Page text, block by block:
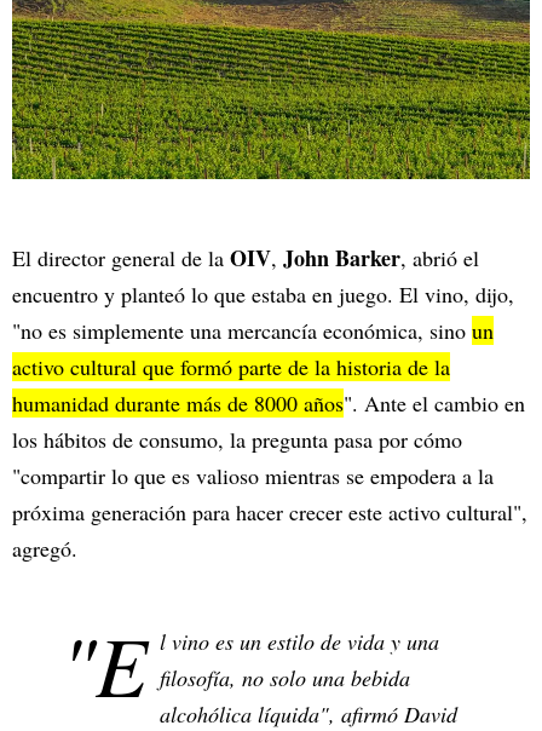
El director general de la OIV, John Barker, abrió el
encuentro y planteó lo que estaba en juego. El vino, dijo,
"no es simplemente una mercancía económica, sino un
activo cultural que formó parte de la historia de la
humanidad durante más de 8000 años". Ante el cambio en
los hábitos de consumo, la pregunta pasa por cómo
"compartir lo que es valioso mientras se empodera a la
próxima generación para hacer crecer este activo cultural",
agregó.
"E l vino es un estilo de vida y una
filosofía, no solo una bebida
alcohólica líquida", afirmó David